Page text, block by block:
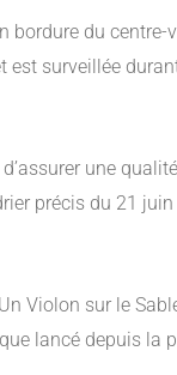
bordure du
surveillée
une
précis du 21
Violon sur le
lancé depuis la